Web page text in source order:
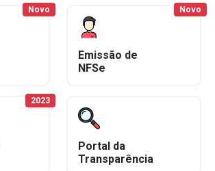
Novo
Emissão de
NFSe
Novo
2023
Portal da
Transparência